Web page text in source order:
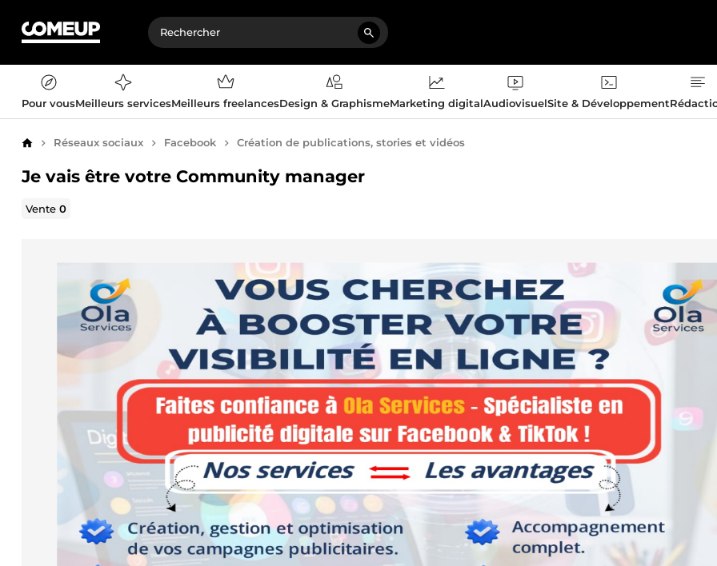
Pour vousMeilleurs servicesMeilleurs freelancesDesign & GraphismeMarketing digitalAudiovisuelSite & Développement
AccueilRéseaux sociaux Facebook Création de publications, stories et vidéos
Je vais être votre Community manager
Vente0